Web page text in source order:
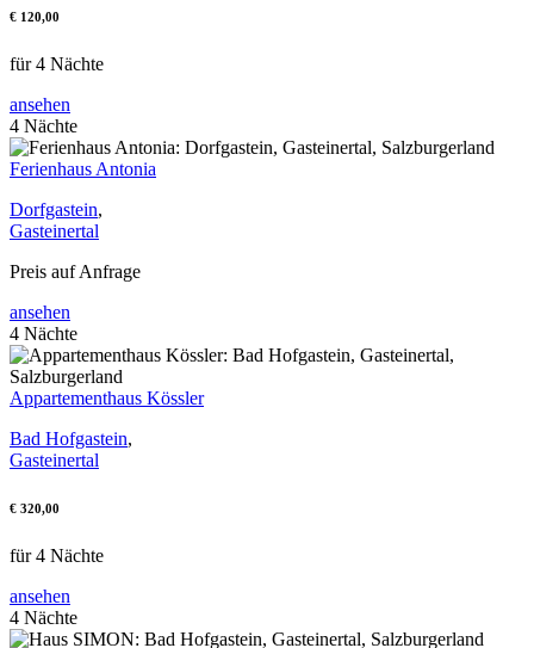
€ 120,00
für 4 Nächte
ansehen
4 Nächte
Ferienhaus Antonia
Dorfgastein,
Gasteinertal
Preis auf Anfrage
ansehen
4 Nächte
Appartementhaus Kössler
Bad Hofgastein,
Gasteinertal
€ 320,00
für 4 Nächte
ansehen
4 Nächte